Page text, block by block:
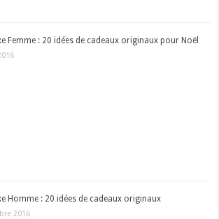
Femme : 20 idées de cadeaux originaux pour Noël
Homme : 20 idées de cadeaux originaux
2016